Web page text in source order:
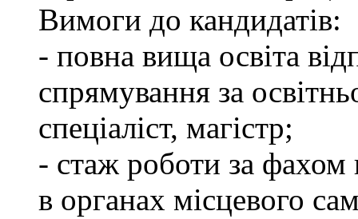
Вимоги до кандидатів:
- повна вища освіта
спрямування за
спеціаліст, магістр;
- стаж роботи за фахом
в органах місцевого